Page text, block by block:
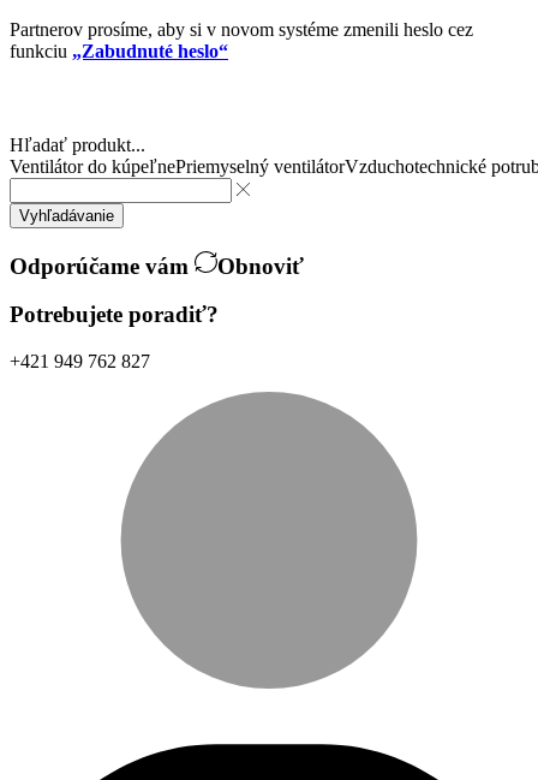
Partnerov prosíme, aby si v novom systéme zmenili heslo cez
funkciu „Zabudnuté heslo“
Hľadať produkt...
Ventilátor do kúpeľnePriemyselný ventilátorVzduchotechnické
Vyhľadávanie
Odporúčame vám
Obnoviť
Potrebujete poradiť?
+421 949 762 827